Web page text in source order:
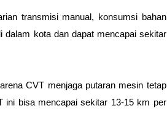
transmisi manual, konsumsi bahan
dalam kota dan dapat mencapai sekitar
CVT menjaga putaran mesin tetap
ini bisa mencapai sekitar 13-15 km per